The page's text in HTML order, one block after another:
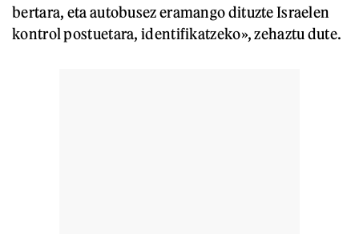
bertara, eta autobusez eramango dituzte Israelen
kontrol postuetara, identifikatzeko», zehaztu dute.